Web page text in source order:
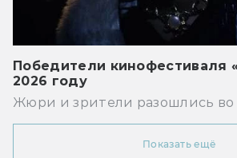
Победители кинофестиваля
2026 году
Жюри и зрители разошлись
Показать ещё